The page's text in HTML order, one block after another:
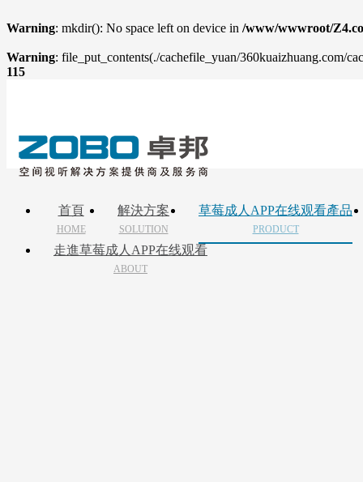
Warning: mkdir(): No space left on device in /www/wwwroot/
Warning: file_put_contents(./cachefile_yuan/360kuaizhuang.com/
115
首頁
HOME
解決方案
SOLUTION
草莓成人APP在线观看產品
PRODUCT
走進草莓成人APP在线观看
ABOUT